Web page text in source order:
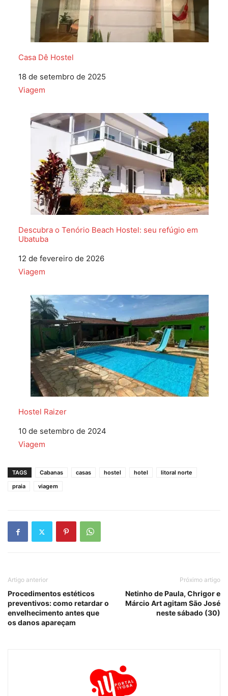
Casa Dê Hostel
Data
18 de setembro de 2025
Em relação a
Viagem
Descubra o Tenório Beach Hostel: seu refúgio em
Ubatuba
Data
12 de fevereiro de 2026
Em relação a
Viagem
Hostel Raizer
Data
10 de setembro de 2024
Em relação a
Viagem
TAGS Cabanas casas hostel hotel
litoral norte
praia
viagem
Artigo anterior
Procedimentos estéticos
preventivos: como retardar o
envelhecimento antes que
os danos apareçam
Próximo artigo
Netinho de Paula, Chrigor e
Márcio Art agitam São José
neste sábado (30)